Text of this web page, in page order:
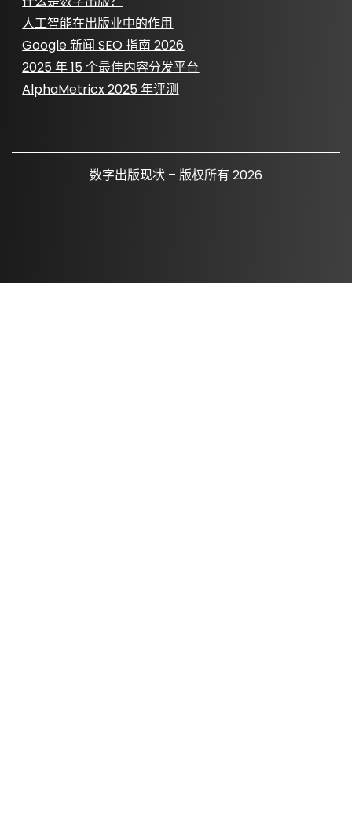
人工智能在出版业中的作用
Google 新闻 SEO 指南 2026
2025 年 15 个最佳内容分发平台
AlphaMetricx 2025 年评测
数字出版现状 – 版权所有 2026